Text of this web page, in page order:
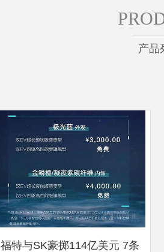
产品
福特与SK豪掷114亿美元 7条